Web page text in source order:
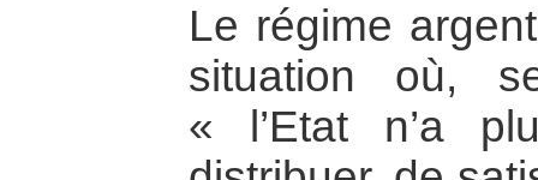
Le régime
situation où,
« l’Etat n’a